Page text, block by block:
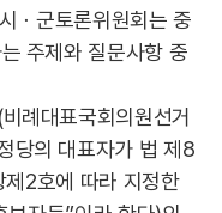
ㆍ군토론위원회는 중
주제와 질문사항 중
례대표국회의원선거
당의 대표자가 법 제8
2호에 따라 지정한